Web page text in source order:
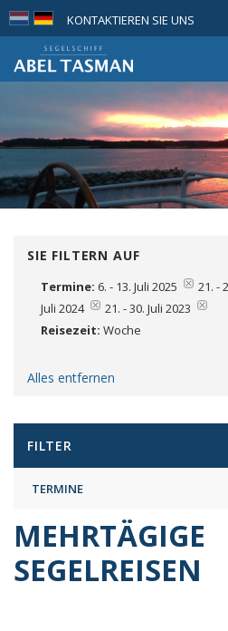
KONTAKTIEREN SIE UNS
SIE FILTERN AUF
Termine: 6. - 13. Juli 2025 21. -
Juli 2024
21. - 30. Juli 2023
Reisezeit: Woche
Alles entfernen
FILTER
TERMINE
MEHRTÄGIGE
SEGELREISEN